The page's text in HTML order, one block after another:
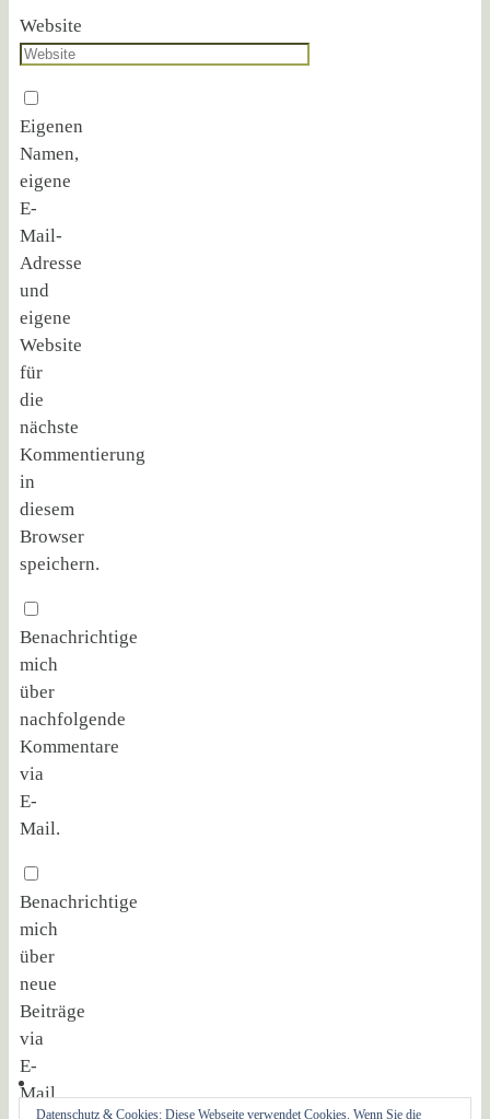
Website
Eigenen
Namen,
eigene
E-
Mail-
Adresse
und
eigene
Website
für
die
nächste
Kommentierung
in
diesem
Browser
speichern.
Benachrichtige
mich
über
nachfolgende
Kommentare
via
E-
Mail.
Benachrichtige
mich
über
neue
Beiträge
via
E-
Mail.
Datenschutz & Cookies: Diese Webseite verwendet Cookies. Wenn Sie die